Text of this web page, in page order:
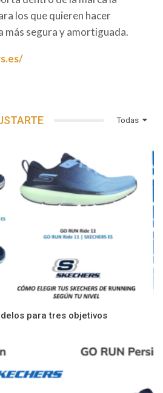
los que quieren hacer
segura y amortiguada.
Todas
para tres objetivos